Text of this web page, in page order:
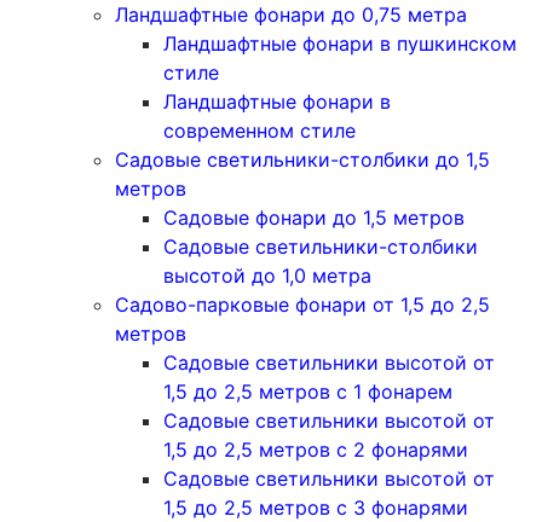
Ландшафтные фонари до 0,75 метра
Ландшафтные фонари в пушкинском
стиле
Ландшафтные фонари в
современном стиле
Садовые светильники-столбики до 1,5
метров
Садовые фонари до 1,5 метров
Садовые светильники-столбики
высотой до 1,0 метра
Садово-парковые фонари от 1,5 до 2,5
метров
Садовые светильники высотой от
1,5 до 2,5 метров с 1 фонарем
Садовые светильники высотой от
1,5 до 2,5 метров с 2 фонарями
Садовые светильники высотой от
1,5 до 2,5 метров с 3 фонарями